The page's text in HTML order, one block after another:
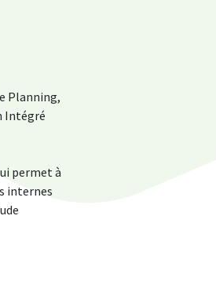
Planning,
Intégré
permet à
internes